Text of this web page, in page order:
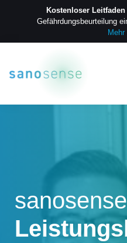
Kostenloser
Gefährdungs­beurteilung